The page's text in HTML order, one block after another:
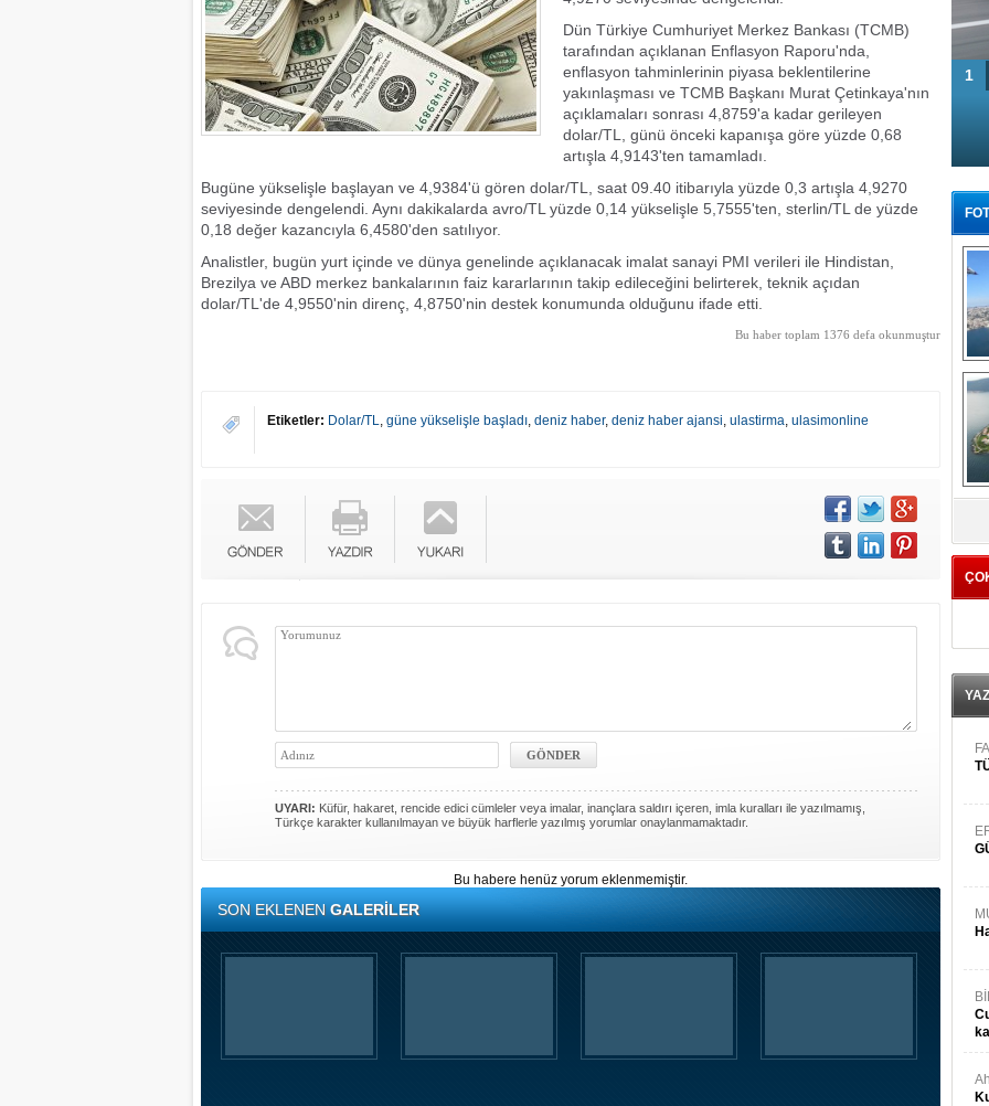
Dün Türkiye Cumhuriyet Merkez Bankası (TCMB)
tarafından açıklanan Enflasyon Raporu'nda,
enflasyon tahminlerinin piyasa beklentilerine
yakınlaşması ve TCMB Başkanı Murat Çetinkaya'nın
açıklamaları sonrası 4,8759'a kadar gerileyen
dolar/TL, günü önceki kapanışa göre yüzde 0,68
artışla 4,9143'ten tamamladı.
Bugüne yükselişle başlayan ve 4,9384'ü gören dolar/TL, saat 09.40 itibarıyla yüzde 0,3 artışla 4,9270
seviyesinde dengelendi. Aynı dakikalarda avro/TL yüzde 0,14 yükselişle 5,7555'ten, sterlin/TL de yüzde
0,18 değer kazancıyla 6,4580'den satılıyor.
Analistler, bugün yurt içinde ve dünya genelinde açıklanacak imalat sanayi PMI verileri ile Hindistan,
Brezilya ve ABD merkez bankalarının faiz kararlarının takip edileceğini belirterek, teknik açıdan
dolar/TL'de 4,9550'nin direnç, 4,8750'nin destek konumunda olduğunu ifade etti.
Bu haber toplam 1376 defa okunmuştur
Etiketler: Dolar/TL, güne yükselişle başladı, deniz haber, deniz haber ajansi, ulastirma, ulasimonline
UYARI: Küfür, hakaret, rencide edici cümleler veya imalar, inançlara saldırı içeren, imla kuralları ile yazılmamış,
Türkçe karakter kullanılmayan ve büyük harflerle yazılmış yorumlar onaylanmamaktadır.
Bu habere henüz yorum eklenmemiştir.
SON EKLENENGALERİLER
1